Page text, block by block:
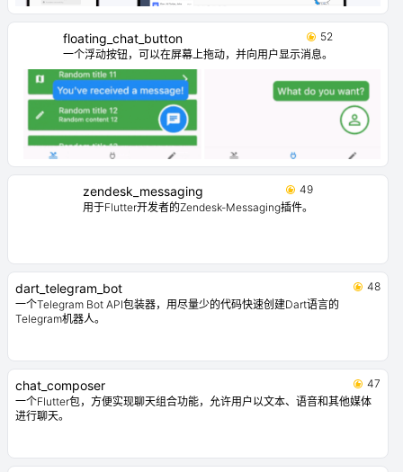
floating_chat_button
52
一个浮动按钮，可以在屏幕上拖动，并向用户显示消息。
zendesk_messaging
49
用于Flutter开发者的Zendesk-Messaging插件。
dart_telegram_bot
48
一个Telegram Bot API包装器，用尽量少的代码快速创建Dart语言的
Telegram机器人。
chat_composer
47
一个Flutter包，方便实现聊天组合功能，允许用户以文本、语音和其他媒体
进行聊天。